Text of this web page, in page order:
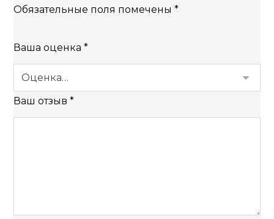
Обязательные поля помечены*
Ваша оценка*
Ваш отзыв*